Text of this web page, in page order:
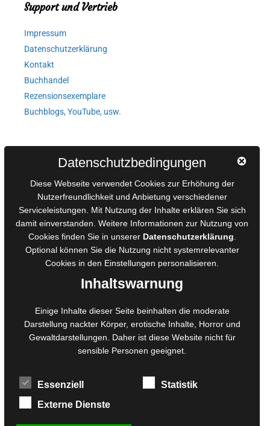
Support und Vertrieb
Impressum
Datenschutzerklärung
Kontakt
Buchhandel
Rezensionsexemplare
Buchblogs, YouTube, usw.
AGB für Medienprojekte
Online-Artikel
Manuskripte einreichen
Ausschreibungen
Belegexemplare
Eigenbedarfsexemplare
Foto- und Bildbearbeitung
Fotorestauration
Creative Artwork
MPS Fotografie
WordPress Support
Datenschutzbedingungen
Diese Webseite verwendet Cookies zur Erhöhung der
Nutzerfreundlichkeit und Anbietung verschiedener
Serviceleistungen. Mit Nutzung der Inhalte erklären Sie sich
damit einverstanden. Weitere Informationen zur Nutzung von
Cookies finden Sie in unserer Datenschutzerklärung
Optional können Sie die Nutzung nicht systemrelevanter
Cookies in den Einstellungen personalisieren.
Inhaltswarnung
Einige Inhalte dieser Seite beinhalten die moderate
Darstellung nackter Körper, erotische Inhalte, Horror und
Gewaltdarstellungen. Daher ist diese Website nicht für
sensible Personen geeignet.
Essenziell
Statistik
Externe Dienste